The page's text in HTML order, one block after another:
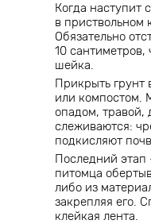
Когда наступит
в приствольном
Обязательно
10 сантиметров,
шейка.
Прикрыть грунт
или компостом.
опадом, травой,
слеживаются:
подкисляют
Последний этап
питомца
либо из
закрепляя его.
клейкая лента.